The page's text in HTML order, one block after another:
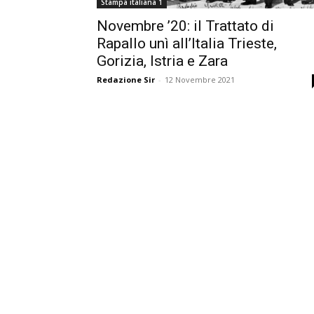
Stampa italiana 1
Novembre ’20: il Trattato di
Rapallo unì all’Italia Trieste,
Gorizia, Istria e Zara
Redazione Sir - 12 Novembre 2021